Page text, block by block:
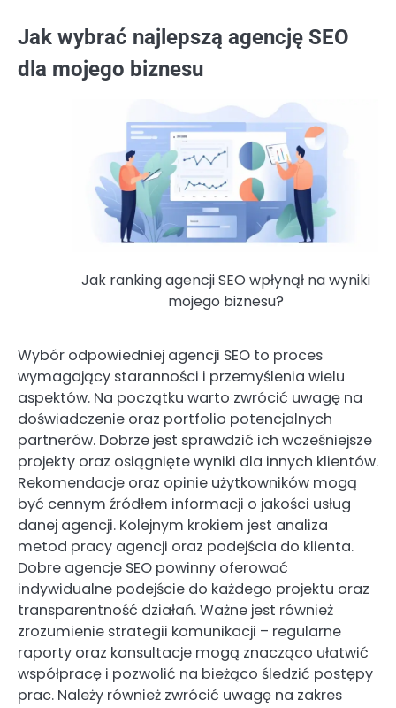
Jak wybrać najlepszą agencję SEO
dla mojego biznesu
Jak ranking agencji SEO wpłynął na wyniki
mojego biznesu?
Wybór odpowiedniej agencji SEO to proces
wymagający staranności i przemyślenia wielu
aspektów. Na początku warto zwrócić uwagę na
doświadczenie oraz portfolio potencjalnych
partnerów. Dobrze jest sprawdzić ich wcześniejsze
projekty oraz osiągnięte wyniki dla innych klientów.
Rekomendacje oraz opinie użytkowników mogą
być cennym źródłem informacji o jakości usług
danej agencji. Kolejnym krokiem jest analiza
metod pracy agencji oraz podejścia do klienta.
Dobre agencje SEO powinny oferować
indywidualne podejście do każdego projektu oraz
transparentność działań. Ważne jest również
zrozumienie strategii komunikacji – regularne
raporty oraz konsultacje mogą znacząco ułatwić
współpracę i pozwolić na bieżąco śledzić postępy
prac. Należy również zwrócić uwagę na zakres